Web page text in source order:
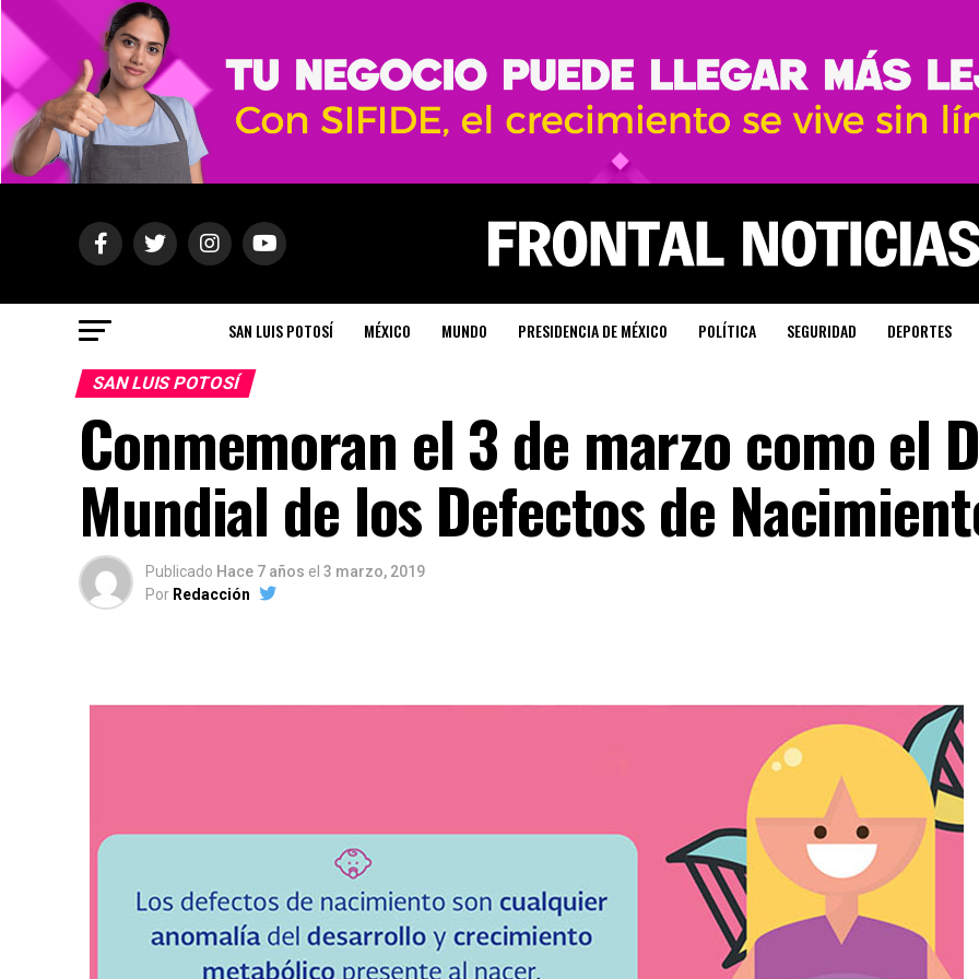
SAN LUIS POTOSÍ MÉXICO MUNDO PRESIDENCIA DE MÉXICO POLÍTICA SEGURIDAD DEPORTES
SAN LUIS POTOSÍ
Conmemoran el 3 de marzo como el
Mundial de los Defectos de
Publicado Hace 7 años el 3 marzo, 2019
Por Redacción